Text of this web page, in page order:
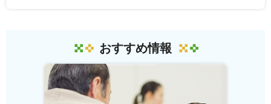
おすすめ情報